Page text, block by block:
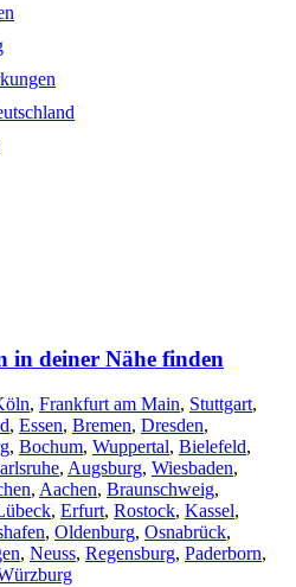
in deiner Nähe finden
, Frankfurt am Main, Stuttgart,
, Essen, Bremen, Dresden,
, Bochum, Wuppertal, Bielefeld,
, Augsburg, Wiesbaden,
, Aachen, Braunschweig,
, Erfurt, Rostock, Kassel,
, Oldenburg, Osnabrück,
, Neuss, Regensburg, Paderborn,